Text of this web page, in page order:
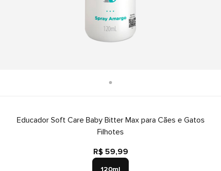
Educador Soft Care Baby Bitter Max para Cães e Gatos
Filhotes
R$ 59,99
120ml